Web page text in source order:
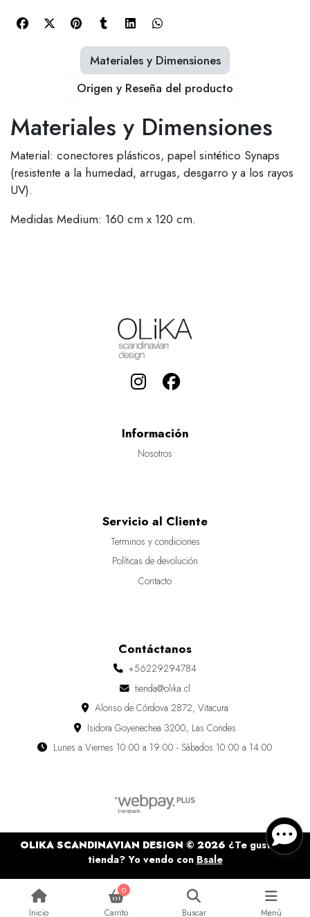
Materiales y Dimensiones
Material: conectores plásticos, papel sintético Synaps
(resistente a la humedad, arrugas, desgarro y a los rayos
UV).
Medidas Medium: 160 cm x 120 cm.
Materiales y Dimensiones
Origen y Reseña del producto
Información
Nosotros
Servicio al Cliente
Terminos y condiciones
Políticas de devolución
Contacto
Contáctanos
+56229294784
tienda@olika.cl
Alonso de Córdova 2872, Vitacura
Isidora Goyenechea 3200, Las Condes
Lunes a Viernes 10:00 a 19:00 - Sábados 10:00 a 14:00
OLIKA SCANDINAVIAN DESIGN © 2026 ¿Te gusta mi
tienda? Yo vendo con Bsale
Inicio
0
Carrito Buscar Menú